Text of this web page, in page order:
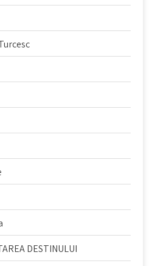
DESTINULUI